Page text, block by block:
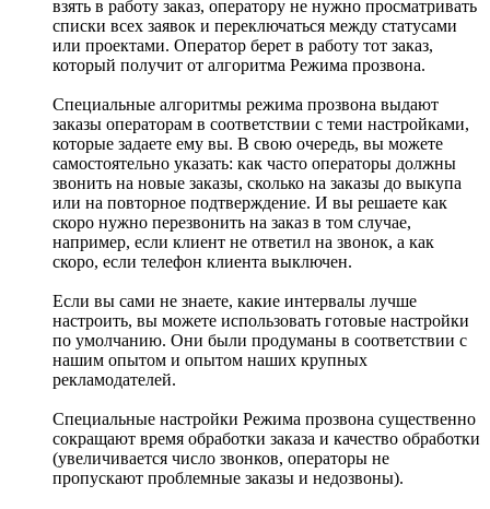
взять в работу заказ, оператору не нужно просматривать
списки всех заявок и переключаться между статусами
или проектами. Оператор берет в работу тот заказ,
который получит от алгоритма Режима прозвона.
Специальные алгоритмы режима прозвона выдают
заказы операторам в соответствии с теми настройками,
которые задаете ему вы. В свою очередь, вы можете
самостоятельно указать: как часто операторы должны
звонить на новые заказы, сколько на заказы до выкупа
или на повторное подтверждение. И вы решаете как
скоро нужно перезвонить на заказ в том случае,
например, если клиент не ответил на звонок, а как
скоро, если телефон клиента выключен.
Если вы сами не знаете, какие интервалы лучше
настроить, вы можете использовать готовые настройки
по умолчанию. Они были продуманы в соответствии с
нашим опытом и опытом наших крупных
рекламодателей.
Специальные настройки Режима прозвона существенно
сокращают время обработки заказа и качество обработки
(увеличивается число звонков, операторы не
пропускают проблемные заказы и недозвоны).